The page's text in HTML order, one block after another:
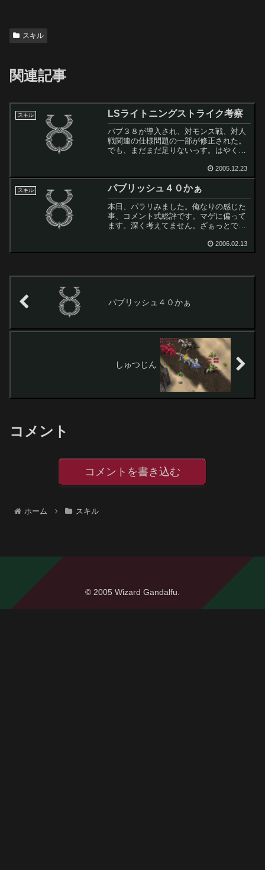
スキル
関連記事
スキル LSライトニングストライク考察
パブ３８が導入され、対モンス戦、対人
戦関連の仕様問題の一部が修正された。
でも、まだまだ足りないっす。はやくマ
のです。とはいえ、対人におけるイグノ
アの３５ダメ制限（モンス戦では無制
限）は結構いいかんじ。前に...
2005.12.23
スキル パブリッシュ４０かぁ
本日、パラリみました。俺なりの感じた
事、コメント式総評です。マゲに偏って
ます。深く考えてません。ざぁっとで
き残れるようなバランスになるように考
えられています。ひゃっひゃ！わらうぜ
2006.02.13
パブリッシュ４０かぁ
しゅつじん
コメント
コメントを書き込む
ホーム スキル
© 2005 Wizard Gandalfu.